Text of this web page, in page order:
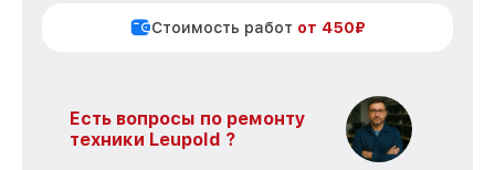
Стоимость работ от 450₽
Есть вопросы по ремонту
техники Leupold ?